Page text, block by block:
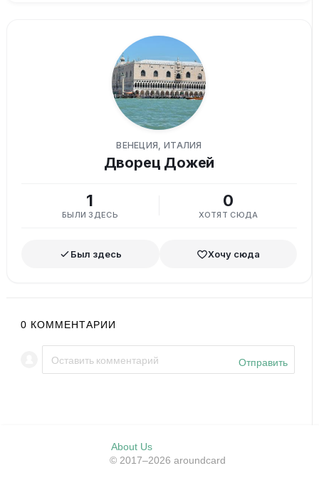
ВЕНЕЦИЯ, ИТАЛИЯ
Дворец Дожей
1
БЫЛИ ЗДЕСЬ
0
ХОТЯТ СЮДА
Был здесь Хочу сюда
0 КОММЕНТАРИИ
Отправить
About Us
© 2017–2026 aroundcard